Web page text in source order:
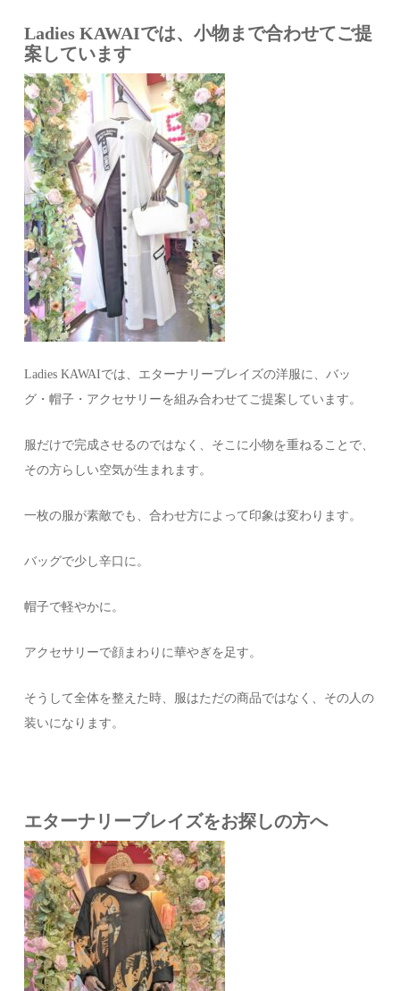
Ladies KAWAIでは、小物まで合わせてご提
案しています
Ladies KAWAIでは、エターナリーブレイズの洋服に、バッ
グ・帽子・アクセサリーを組み合わせてご提案しています。
服だけで完成させるのではなく、そこに小物を重ねることで、
その方らしい空気が生まれます。
一枚の服が素敵でも、合わせ方によって印象は変わります。
バッグで少し辛口に。
帽子で軽やかに。
アクセサリーで顔まわりに華やぎを足す。
そうして全体を整えた時、服はただの商品ではなく、その人の
装いになります。
エターナリーブレイズをお探しの方へ